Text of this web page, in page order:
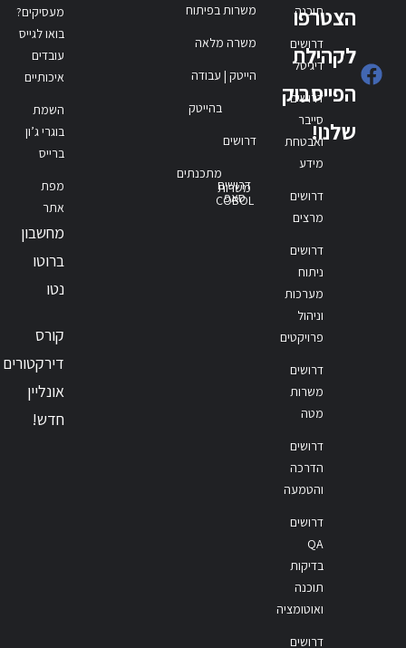
הצטרפו
לקהילת
הפייסבוק
שלנו!
תוכנה
דרושים
דיגיטל
דרושים
סייבר
ואבטחת
מידע
דרושים
מרצים
דרושים
ניתוח
מערכות
וניהול
פרויקטים
דרושים
משרות
מטה
דרושים
הדרכה
והטמעה
דרושים
QA
בדיקות
תוכנה
ואוטומציה
דרושים
משרות בפיתוח
משרה מלאה
הייטק | עבודה
בהייטק
דרושים
מתכנתים
דרושים
סאפ
משרות
COBOL
מעסיקים?
בואו לגייס
עובדים
איכותיים
השמת
בוגרי ג’ון
ברייס
מפת
אתר
מחשבון
ברוטו
נטו
קורס
דירקטורים
אונליין
חדש!